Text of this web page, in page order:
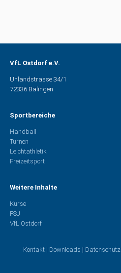
VfL Ostdorf e.V.
Uhlandstrasse 34/1
72336 Balingen
Sportbereiche
Handball
Turnen
Leichtathletik
Freizeitsport
Weitere Inhalte
Kurse
FSJ
VfL Ostdorf
Kontakt | Downloads | Datenschutz